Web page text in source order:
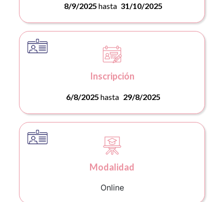
8/9/2025 hasta 31/10/2025
Inscripción
6/8/2025 hasta 29/8/2025
Modalidad
Online